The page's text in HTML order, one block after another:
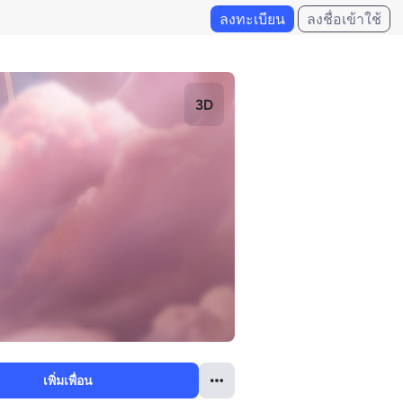
ลงทะเบียน ลงชื่อเข้าใช้
3D
เพิ่มเพื่อน